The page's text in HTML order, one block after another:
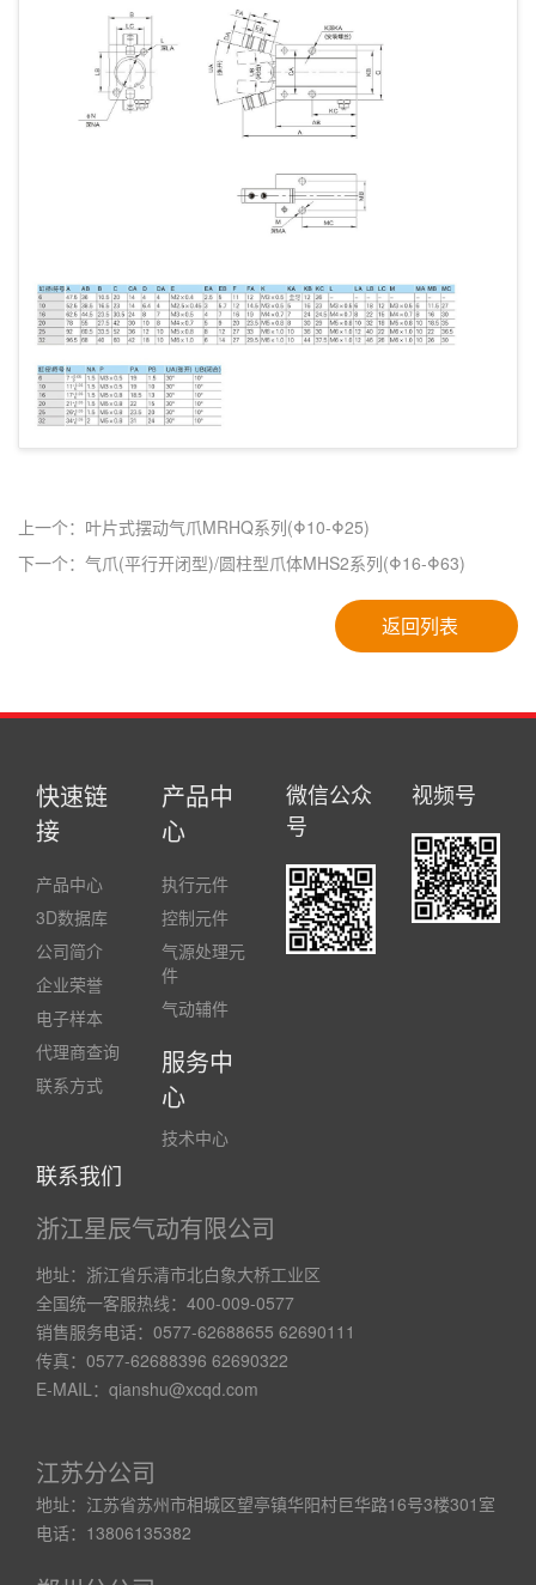
上一个：叶片式摆动气爪MRHQ系列(Φ10-Φ25)
下一个：气爪(平行开闭型)/圆柱型爪体MHS2系列(Φ16-Φ63)
返回列表
快速链
接
产品中心
3D数据库
公司简介
企业荣誉
电子样本
代理商查询
联系方式
产品中
心
执行元件
控制元件
气源处理元
件
气动辅件
服务中
心
技术中心
微信公众
号
视频号
联系我们
浙江星辰气动有限公司
地址：浙江省乐清市北白象大桥工业区
全国统一客服热线：400-009-0577
销售服务电话：0577-62688655 62690111
传真：0577-62688396 62690322
E-MAIL：qianshu@xcqd.com
江苏分公司
地址：江苏省苏州市相城区望亭镇华阳村巨华路16号3楼301室
电话：13806135382